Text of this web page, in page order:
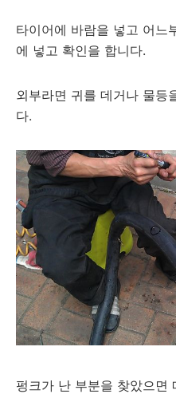
타이어에 바람을 넣고 어느
에 넣고 확인을 합니다.
외부라면 귀를 데거나 물등
다.
펑크가 난 부분을 찾았으면